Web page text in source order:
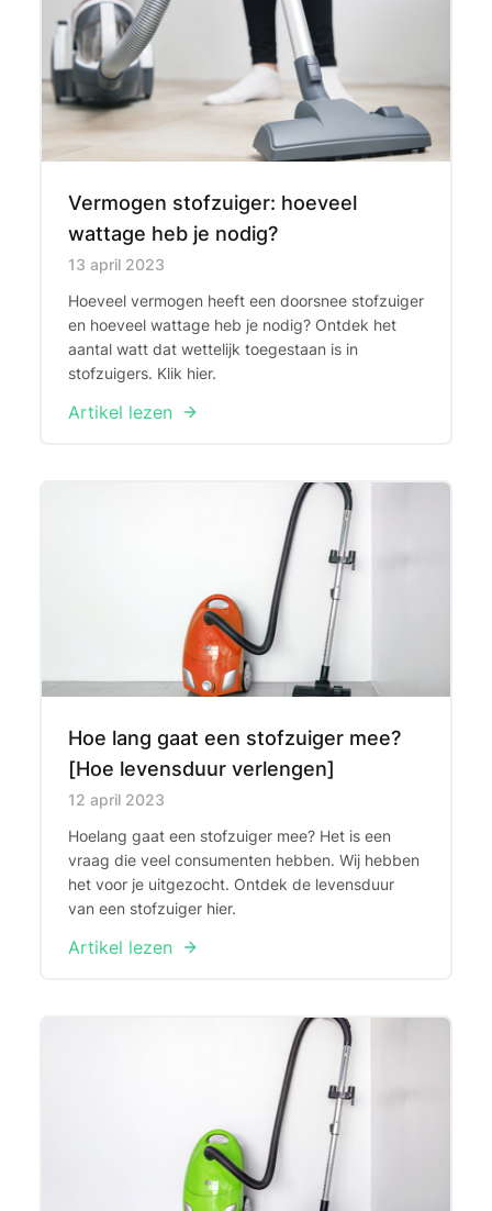
Vermogen stofzuiger: hoeveel
wattage heb je nodig?
Published on
13 april 2023
Hoeveel vermogen heeft een doorsnee stofzuiger
en hoeveel wattage heb je nodig? Ontdek het
aantal watt dat wettelijk toegestaan is in
stofzuigers. Klik hier.
Artikel lezen
Hoe lang gaat een stofzuiger mee?
[Hoe levensduur verlengen]
Published on
12 april 2023
Hoelang gaat een stofzuiger mee? Het is een
vraag die veel consumenten hebben. Wij hebben
het voor je uitgezocht. Ontdek de levensduur
van een stofzuiger hier.
Artikel lezen